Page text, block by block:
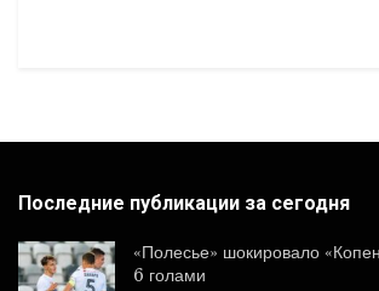
Последние публикации за сегодня
«Полесье» шокировало
6 голами